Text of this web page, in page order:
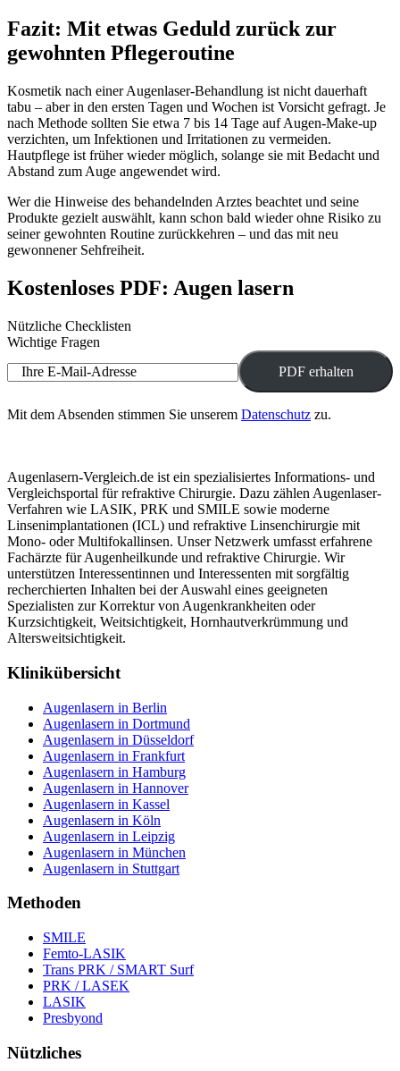
Fazit: Mit etwas Geduld zurück zur
gewohnten Pflegeroutine
Kosmetik nach einer Augenlaser-Behandlung ist nicht dauerhaft
tabu – aber in den ersten Tagen und Wochen ist Vorsicht gefragt. Je
nach Methode sollten Sie etwa 7 bis 14 Tage auf Augen-Make-up
verzichten, um Infektionen und Irritationen zu vermeiden.
Hautpflege ist früher wieder möglich, solange sie mit Bedacht und
Abstand zum Auge angewendet wird.
Wer die Hinweise des behandelnden Arztes beachtet und seine
Produkte gezielt auswählt, kann schon bald wieder ohne Risiko zu
seiner gewohnten Routine zurückkehren – und das mit neu
gewonnener Sehfreiheit.
Kostenloses PDF: Augen lasern
Nützliche Checklisten
Wichtige Fragen
Ihre E-Mail-Adresse
Mit dem Absenden stimmen Sie unserem Datenschutz zu.
Augenlasern-Vergleich.de ist ein spezialisiertes Informations- und
Vergleichsportal für refraktive Chirurgie. Dazu zählen Augenlaser-
Verfahren wie LASIK, PRK und SMILE sowie moderne
Linsenimplantationen (ICL) und refraktive Linsenchirurgie mit
Mono- oder Multifokallinsen. Unser Netzwerk umfasst erfahrene
Fachärzte für Augenheilkunde und refraktive Chirurgie. Wir
unterstützen Interessentinnen und Interessenten mit sorgfältig
recherchierten Inhalten bei der Auswahl eines geeigneten
Spezialisten zur Korrektur von Augenkrankheiten oder
Kurzsichtigkeit, Weitsichtigkeit, Hornhautverkrümmung und
Altersweitsichtigkeit.
Klinikübersicht
Augenlasern in Berlin
Augenlasern in Dortmund
Augenlasern in Düsseldorf
Augenlasern in Frankfurt
Augenlasern in Hamburg
Augenlasern in Hannover
Augenlasern in Kassel
Augenlasern in Köln
Augenlasern in Leipzig
Augenlasern in München
Augenlasern in Stuttgart
Methoden
SMILE
Femto-LASIK
Trans PRK / SMART Surf
PRK / LASEK
LASIK
Presbyond
Nützliches